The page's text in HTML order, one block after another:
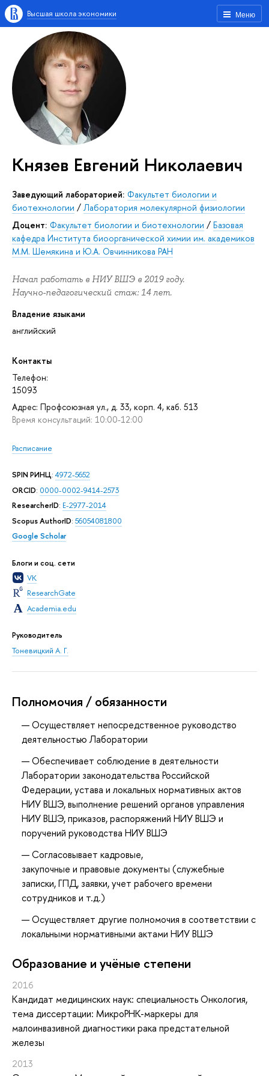
Меню
Высшая школа экономики
Князев Евгений Николаевич
Заведующий лабораторией: Факультет биологии и
биотехнологии / Лаборатория молекулярной физиологии
Доцент: Факультет биологии и биотехнологии / Базовая
кафедра Института биоорганической химии им. академиков
М.М. Шемякина и Ю.А. Овчинникова РАН
Начал работать в НИУ ВШЭ в 2019 году.
Научно-педагогический стаж: 14 лет.
Владение языками
английский
Контакты
Телефон:
15093
Адрес: Профсоюзная ул., д. 33, корп. 4, каб. 513
Время консультаций: 10:00-12:00
Расписание
SPIN РИНЦ:4972-5652
ORCID: 0000-0002-9414-2573
ResearcherID: E-2977-2014
Scopus AuthorID: 56054081800
Google Scholar
Блоги и соц. сети
VK
ResearchGate
Academia.edu
Руководитель
Тоневицкий А. Г.
Полномочия / обязанности
Осуществляет непосредственное руководство
деятельностью Лаборатории
Обеспечивает соблюдение в деятельности
Лаборатории законодательства Российской
Федерации, устава и локальных нормативных актов
НИУ ВШЭ, выполнение решений органов управления
НИУ ВШЭ, приказов, распоряжений НИУ ВШЭ и
поручений руководства НИУ ВШЭ
Согласовывает кадровые,
закупочные и правовые документы (служебные
записки, ГПД, заявки, учет рабочего времени
сотрудников и т.д.)
Осуществляет другие полномочия в соответствии с
локальными нормативными актами НИУ ВШЭ
Oбразование и учёные степени
2016
Кандидат медицинских наук: специальность Онкология,
тема диссертации: МикроРНК-маркеры для
малоинвазивной диагностики рака предстательной
железы
2013